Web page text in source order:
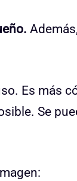
Es más
Se